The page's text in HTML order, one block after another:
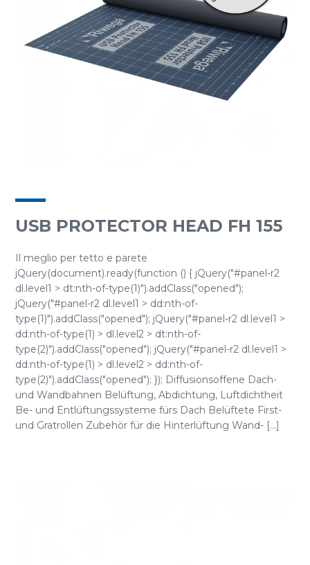
USB PROTECTOR HEAD FH 155
Il meglio per tetto e parete
jQuery(document).ready(function () { jQuery("#panel-r2
dl.level1 > dt:nth-of-type(1)").addClass("opened");
jQuery("#panel-r2 dl.level1 > dd:nth-of-
type(1)").addClass("opened"); jQuery("#panel-r2 dl.level1 >
dd:nth-of-type(1) > dl.level2 > dt:nth-of-
type(2)").addClass("opened"); jQuery("#panel-r2 dl.level1 >
dd:nth-of-type(1) > dl.level2 > dd:nth-of-
type(2)").addClass("opened"); }); Diffusionsoffene Dach-
und Wandbahnen Belüftung, Abdichtung, Luftdichtheit
Be- und Entlüftungssysteme fürs Dach Belüftete First-
und Gratrollen Zubehör für die Hinterlüftung Wand- [...]